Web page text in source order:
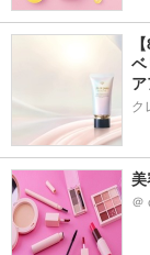
ベ
ク
美
＠